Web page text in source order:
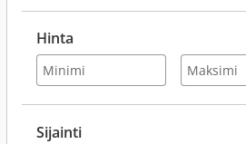
Hinta
Sijainti